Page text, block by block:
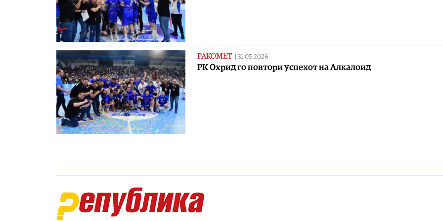
РАКОМЕТ 31.05.2026
РК Охрид го повтори успехот на Алкалоид